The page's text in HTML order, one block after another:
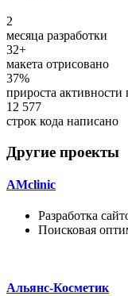
2
месяца разработки
32+
макета отрисовано
37%
прироста активности
12 577
строк кода написано
Другие проекты
AMclinic
Разработка
Поисковая
Альянс-Косметик